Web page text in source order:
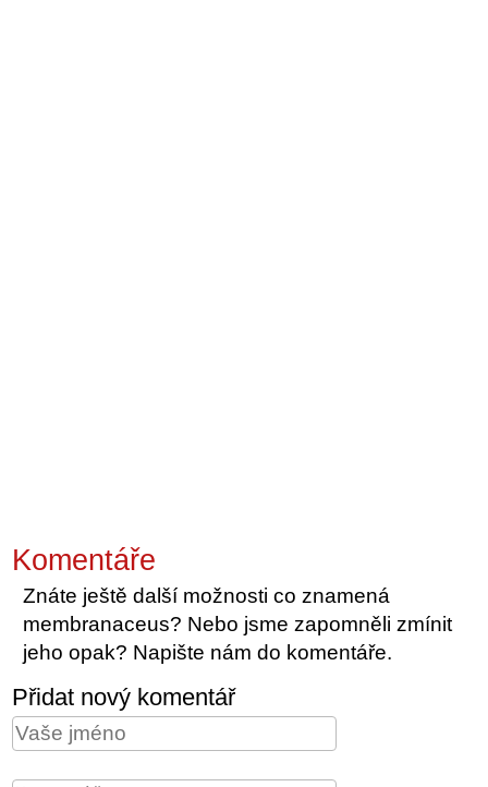
Komentáře
Znáte ještě další možnosti co znamená
membranaceus? Nebo jsme zapomněli zmínit
jeho opak? Napište nám do komentáře.
Přidat nový komentář